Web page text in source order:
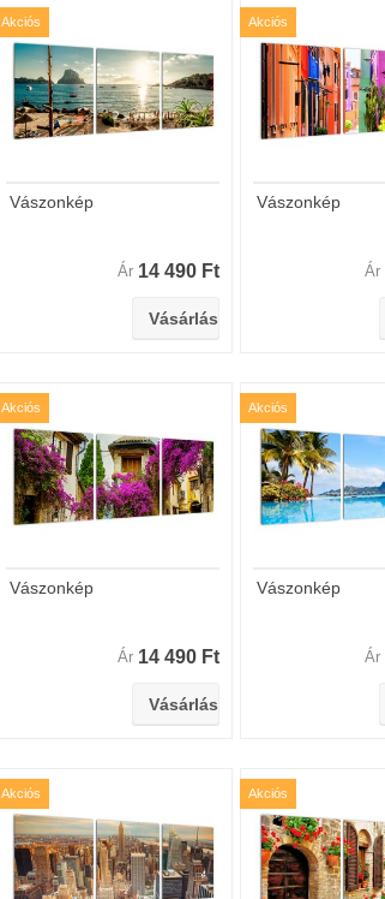
Vászonkép
Ár 14 490 Ft
Akciós
Vászonkép
Ár
Akciós
Vászonkép
Ár 14 490 Ft
Akciós
Vászonkép
Ár
Akciós
Akciós Akciós